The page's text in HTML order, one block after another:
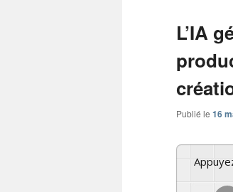
L’IA
Publié le 16